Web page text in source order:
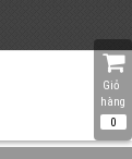
Giỏ
hàng
0